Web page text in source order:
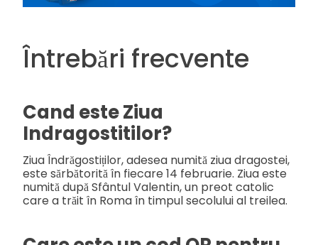
Întrebări frecvente
Cand este Ziua
Indragostitilor?
Ziua Îndrăgostiților, adesea numită ziua dragostei,
este sărbătorită în fiecare 14 februarie. Ziua este
numită după Sfântul Valentin, un preot catolic
care a trăit în Roma în timpul secolului al treilea.